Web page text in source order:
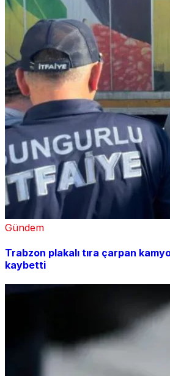
Gündem
Trabzon plakalı tıra çarpan
kaybetti